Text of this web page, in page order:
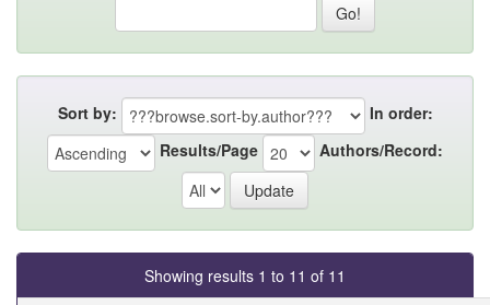
Sort by:
In order:
Results/Page
Authors/Record:
Showing results 1 to 11 of 11